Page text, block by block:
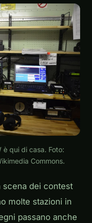
è qui di casa. Foto:
Commons.
scena dei contest
molte stazioni in
passano anche